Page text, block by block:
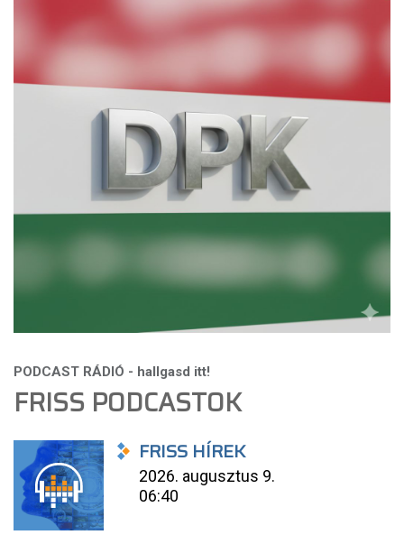
FRISS PODCASTOK
FRISS HÍREK
2026. augusztus 9.
06:40